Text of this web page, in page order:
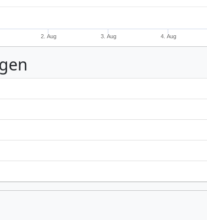
2. Aug 3. Aug 4. Aug